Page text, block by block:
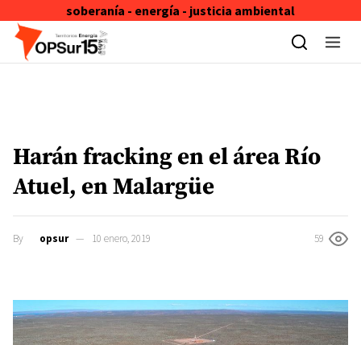
soberanía - energía - justicia ambiental
Skip to content
Harán fracking en el área Río
Atuel, en Malargüe
By opsur 10 enero, 2019 59